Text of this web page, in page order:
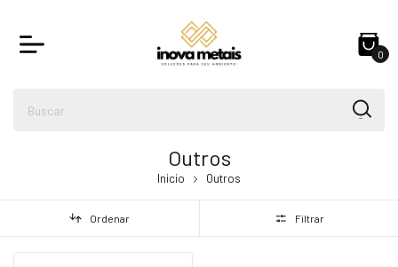
0
Outros
Inicio Outros
Ordenar Filtrar